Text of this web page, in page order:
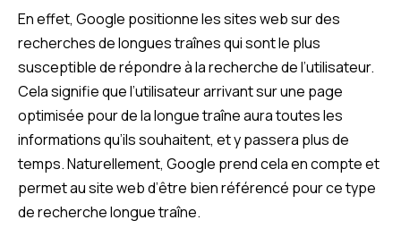
En effet, Google positionne les sites web sur des
recherches de longues traînes qui sont le plus
susceptible de répondre à la recherche de l’utilisateur.
Cela signifie que l’utilisateur arrivant sur une page
optimisée pour de la longue traîne aura toutes les
informations qu’ils souhaitent, et y passera plus de
temps. Naturellement, Google prend cela en compte et
permet au site web d’être bien référencé pour ce type
de recherche longue traîne.